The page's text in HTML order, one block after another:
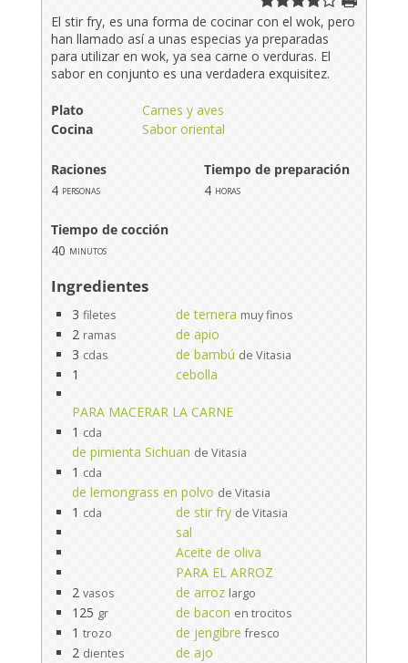
El stir fry, es una forma de cocinar con el wok, pero
han llamado así a unas especias ya preparadas
para utilizar en wok, ya sea carne o verduras. El
sabor en conjunto es una verdadera exquisitez.
Plato
Carnes y aves
Cocina
Sabor oriental
Raciones
Tiempo de preparación
4 personas 4 horas
Tiempo de cocción
40 minutos
Ingredientes
3 filetes de ternera muy finos
2 ramas
de apio
3 cdas de bambú de Vitasia
1 cebolla
PARA MACERAR LA CARNE
1 cda
de pimienta Sichuan de Vitasia
1 cda
de lemongrass en polvo de Vitasia
1 cda de stir fry de Vitasia
sal
Aceite de oliva
PARA EL ARROZ
2 vasos de arroz largo
125 gr de bacon en trocitos
1 trozo de jengibre fresco
2 dientes
de ajo